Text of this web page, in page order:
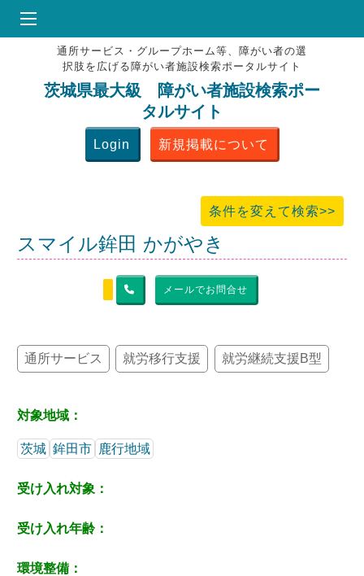
HOME
♥お気にりブックマーク
掲載会員MENU
よくある質問
通所サービス・グループホーム等、障がい者の選
択肢を広げる障がい者施設検索ポータルサイト
茨城県最大級 障がい者施設検索ポー
タルサイト
Login 新規掲載について
条件を変えて検索>>
スマイル鉾田 かがやき
メールでお問合せ
通所サービス 就労移行支援 就労継続支援B型
対象地域：
茨城 鉾田市 鹿行地域
受け入れ対象：
受け入れ年齢：
環境整備：